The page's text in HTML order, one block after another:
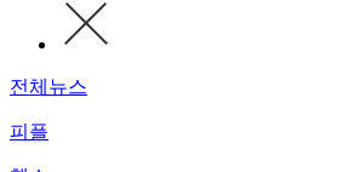
전체뉴스
피플